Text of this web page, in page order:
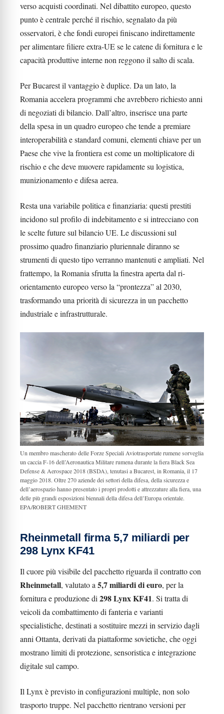
verso acquisti coordinati. Nel dibattito europeo, questo
punto è centrale perché il rischio, segnalato da più
osservatori, è che fondi europei finiscano indirettamente
per alimentare filiere extra-UE se le catene di fornitura e le
capacità produttive interne non reggono il salto di scala.
Per Bucarest il vantaggio è duplice. Da un lato, la
Romania accelera programmi che avrebbero richiesto anni
di negoziati di bilancio. Dall’altro, inserisce una parte
della spesa in un quadro europeo che tende a premiare
interoperabilità e standard comuni, elementi chiave per un
Paese che vive la frontiera est come un moltiplicatore di
rischio e che deve muovere rapidamente su logistica,
munizionamento e difesa aerea.
Resta una variabile politica e finanziaria: questi prestiti
incidono sul profilo di indebitamento e si intrecciano con
le scelte future sul bilancio UE. Le discussioni sul
prossimo quadro finanziario pluriennale diranno se
strumenti di questo tipo verranno mantenuti e ampliati. Nel
frattempo, la Romania sfrutta la finestra aperta dal ri-
orientamento europeo verso la “prontezza” al 2030,
trasformando una priorità di sicurezza in un pacchetto
industriale e infrastrutturale.
Un membro mascherato delle Forze Speciali Aviotrasportate rumene sorveglia
un caccia F-16 dell’Aeronautica Militare rumena durante la fiera Black Sea
Defense & Aerospace 2018 (BSDA), tenutasi a Bucarest, in Romania, il 17
maggio 2018. Oltre 270 aziende dei settori della difesa, della sicurezza e
dell’aerospazio hanno presentato i propri prodotti e attrezzature alla fiera, una
delle più grandi esposizioni biennali della difesa dell’Europa orientale.
EPA/ROBERT GHEMENT
Rheinmetall firma 5,7 miliardi per
298 Lynx KF41
Il cuore più visibile del pacchetto riguarda il contratto con
Rheinmetall, valutato a 5,7 miliardi di euro, per la
fornitura e produzione di 298 Lynx KF41. Si tratta di
veicoli da combattimento di fanteria e varianti
specialistiche, destinati a sostituire mezzi in servizio dagli
anni Ottanta, derivati da piattaforme sovietiche, che oggi
mostrano limiti di protezione, sensoristica e integrazione
digitale sul campo.
Il Lynx è previsto in configurazioni multiple, non solo
trasporto truppe. Nel pacchetto rientrano versioni per